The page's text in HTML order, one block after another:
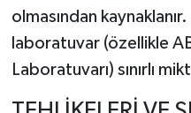
olmasından
laboratuvar (özellikle
Laboratuvarı) sınırlı